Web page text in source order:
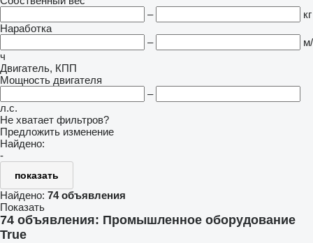
–
кг
Наработка
–
м/
ч
Двигатель, КПП
Мощность двигателя
–
л.с.
Не хватает фильтров?
Предложить изменение
Найдено:
-
показать
Найдено: 74 объявления
Показать
74 объявления: Промышленное оборудование
True